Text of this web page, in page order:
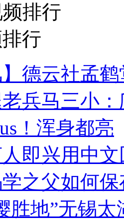
排行
行
】德云社孟
兵马三小
！浑身都亮
即兴用中
学之父如何
胜地”无锡